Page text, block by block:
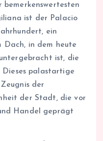
ist der Palacio
ein
Dach, in dem heute
ist, die
palastartige
der
der Stadt, die vor
Handel geprägt